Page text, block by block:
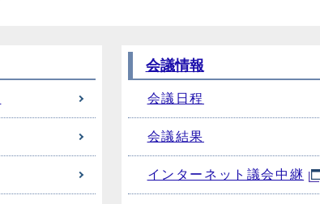
会議情報
会議日程
会議結果
インターネット議会中継